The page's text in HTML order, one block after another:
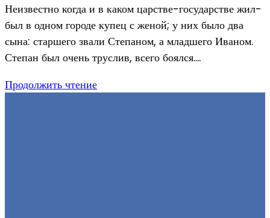
Неизвестно когда и в каком царстве-государстве жил-
был в одном городе купец с женой; у них было два
сына: старшего звали Степаном, а младшего Иваном.
Степан был очень труслив, всего боялся.…
Продолжить чтениеТЕРПЕЛИВЫЙ